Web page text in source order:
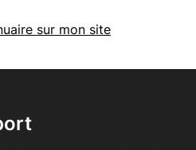
sur mon site